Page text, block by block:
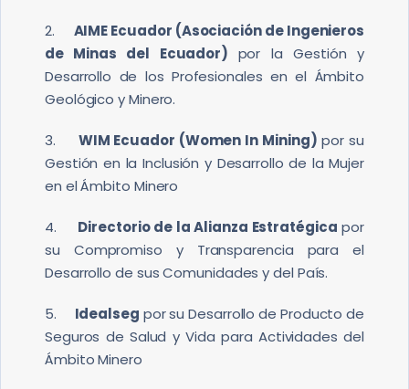
2. AIME Ecuador (Asociación de Ingenieros
de Minas del Ecuador) por la Gestión y
Desarrollo de los Profesionales en el Ámbito
Geológico y Minero.
3. WIM Ecuador (Women In Mining) por su
Gestión en la Inclusión y Desarrollo de la Mujer
en el Ámbito Minero
4. Directorio de la Alianza Estratégica por
su Compromiso y Transparencia para el
Desarrollo de sus Comunidades y del País.
5. Idealseg por su Desarrollo de Producto de
Seguros de Salud y Vida para Actividades del
Ámbito Minero